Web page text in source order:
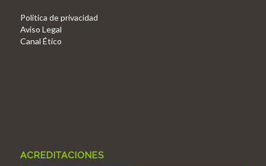
Politica de privacidad
Aviso Legal
Canal Ético
ACREDITACIONES